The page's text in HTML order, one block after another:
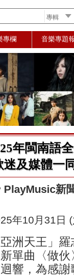
專欄 音樂專題
年閩南語
及媒體一
PlayMusic新
年10月31日
亞洲天王」
單曲〈做
響，為感